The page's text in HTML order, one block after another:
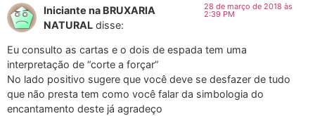
Iniciante na BRUXARIA
NATURAL disse:
28 de março de 2018 às
2:39 PM
Eu consulto as cartas e o dois de espada tem uma
interpretação de “corte a forçar”
No lado positivo sugere que você deve se desfazer de tudo
que não presta tem como você falar da simbologia do
encantamento deste já agradeço